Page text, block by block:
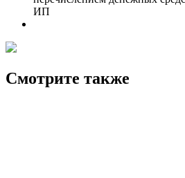
ИП
Смотрите также